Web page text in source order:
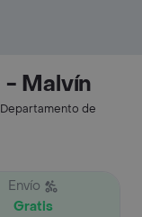
- Malvín
de
Envío
Gratis